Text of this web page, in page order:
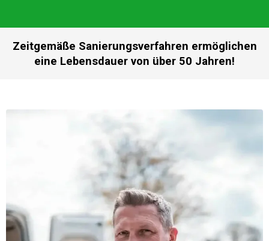
Zeitgemäße Sanierungsverfahren ermöglichen
eine Lebensdauer von über 50 Jahren!